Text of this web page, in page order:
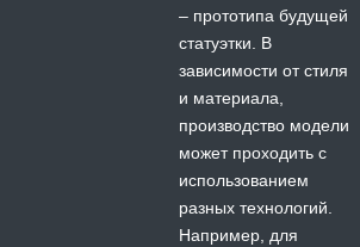
– прототипа будущей
статуэтки. В
зависимости от стиля
и материала,
производство модели
может проходить с
использованием
разных технологий.
Например, для